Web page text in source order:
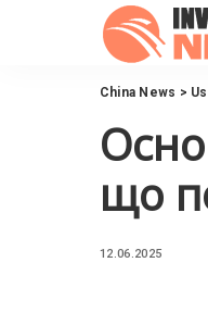
China News >
що
12.06.2025